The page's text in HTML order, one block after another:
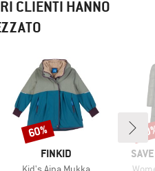
CLIENTI HANNO
MARCHIO
FINKID
Articolo
Sconto
60%